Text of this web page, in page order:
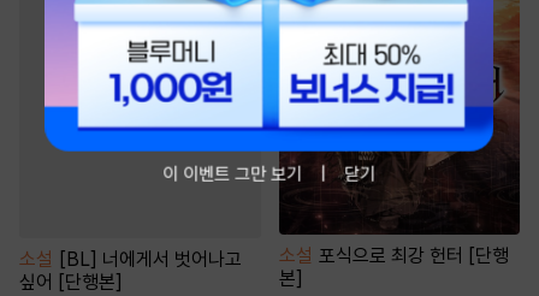
소설 [BL] 너에게서 벗어나고
싶어 [단행본]
소설 포식으로 최강 헌터 [단행
본]
이 이벤트 그만 보기 닫기